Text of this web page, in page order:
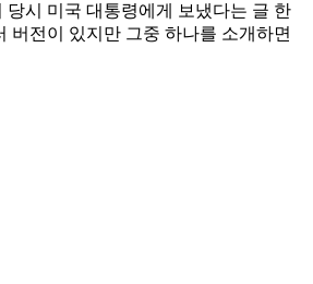
당시 미국 대통령에게 보냈다는 글 한
버전이 있지만 그중 하나를 소개하면